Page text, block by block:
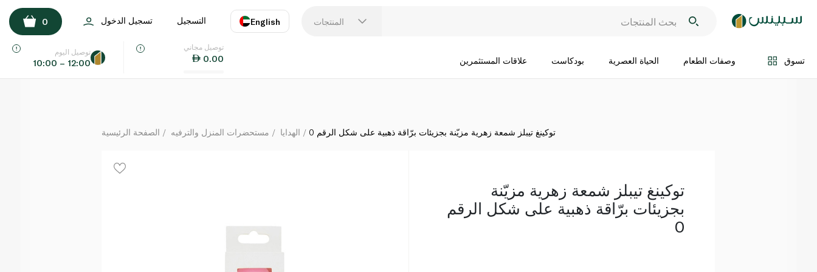
المنتجات English
اللغة
التسجيل تسجيل الدخول 0
تسوق وصفات الطعام الحياة العصرية بودكاست علاقات المستثمرين
توصيل مجاني
0.00
توصيل اليوم
10:00 – 12:00
توكينغ تيبلز شمعة زهرية مزيّنة بجزيئات برّاقة ذهبية على شكل الرقم 0
اضف الى السلة
الصفحة الرئيسية مستحضرات المنزل والترفيه الهدايا توكينغ تيبلز شمعة زهرية مزيّنة بجزيئات برّاقة ذهبية على شكل الرقم 0
توكينغ تيبلز شمعة زهرية مزيّنة
بجزيئات برّاقة ذهبية على شكل الرقم
0